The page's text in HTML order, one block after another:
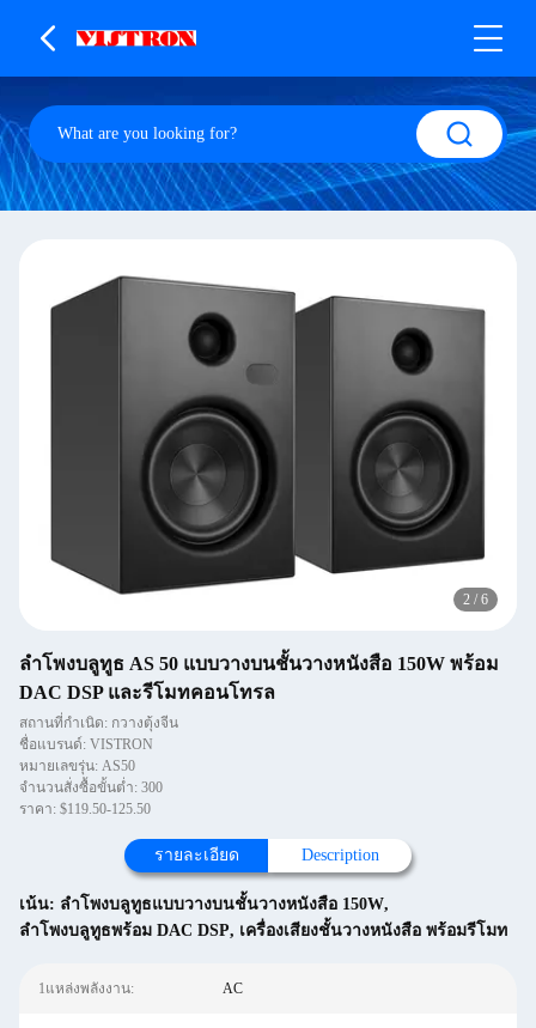
2 / 6
ลำโพงบลูทูธ AS 50 แบบวางบนชั้นวางหนังสือ 150W พร้อม
DAC DSP และรีโมทคอนโทรล
สถานที่กำเนิด: กวางตุ้งจีน
ชื่อแบรนด์: VISTRON
หมายเลขรุ่น: AS50
จำนวนสั่งซื้อขั้นต่ำ: 300
ราคา: $119.50-125.50
รายละเอียด Description
เน้น: ลำโพงบลูทูธแบบวางบนชั้นวางหนังสือ 150W,
ลำโพงบลูทูธพร้อม DAC DSP, เครื่องเสียงชั้นวางหนังสือ พร้อมรีโมท
1แหล่งพลังงาน: AC